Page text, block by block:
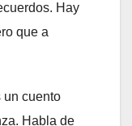
Hay
que a
un cuento
Habla de